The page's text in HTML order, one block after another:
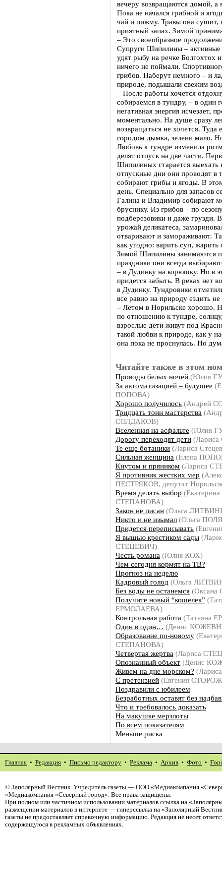
вечеру возвращаются домой, а
Пока не начался грибной и
чай и пижму. Травы она сушит,
приятный запах. Зимой
– Это своеобразное
Супруги Шипилины –
удят рыбу на речке Болгохтох
ничего не поймали.
грибов. Наберут немного – и
природе, подышали свежим
– После работы хочется
собираемся в тундру, – в один
негативная энергия исчезает,
моментально. На душе сразу
возвращаться не хочется. Туда
городом дымка, зелени мало.
Любовь к тундре изменила
делят отпуск на две части.
Шипилиных старается
отпускные дни они проводят в
собирают грибы и ягоды. В
день. Специально для запасов
Галина и Владимир собирают
бруснику. Из грибов – по
подберезовики и даже
урожай деликатеса,
отваривают и замораживают.
как угодно: варить суп,
Зимой Шипилины занимаются
праздники они всегда
– в Дудинку на корюшку. Но в
придется забыть. В реках нет
в Дудинку. Тундровики
все равно на природу ездить
– Летом в Норильске хорошо.
по отношению к тундре,
взрослые дети живут под
такой любви к природе, как у
она пока не проснулась. Но
Читайте также в этом
Проводы белых ночей (Юлия
За автоматизацией – будущее
ПОПОВА)
Хорошо получилось (Андрей
Тридцать тонн мастерства
СОЛДАКОВ)
Вселенная на асфальте (Юлия
Дорогу переходят дети
Те еще ботаники (Лариса
Сильная женщина (Елена
Кнутом и пряником (Лариса
Я противник жестких мер
ПЕСТРЯКОВ, депутат
Время делать выбор (Екатерина
СТЕПАНОВА)
Закон не писан (Ольга
Никто и не изымал (Ольга
Придется переписывать
Я вышью крестиком сады
СТЕЦЕВИЧ)
Честь романа (Юлия КОХ)
Чем сегодня кормят на ТВ?
Прогноз на неделю
Кадровый голод (Ольга
Без воды не останемся
Получите новый “кошелек”
ЕРМОЛАЕВА)
Контрольная работа (Татьяна
Один в один… (Денис
Образование по-новому
СТЕПАНОВА)
Четвертая жертва (Лариса
Опознанный объект (Денис
Живем на дне морском?
С претензией (Евгения
Поздравили с юбилеем
Безработных оставят без
Что и требовалось доказать
На макушке мерзлоты
По всем показателям
Меньше риска
Главная • Редакция • Письмо редактору • Реклама • Архив • Фото •
© Заполярный Вестник. Учредитель газеты — ООО «Медиакомпания
«Медиакомпания «Северный город». Все права защищены.
При полном или частичном использовании материалов ссылка на
размещении материалов в интернете — гиперссылка на «Заполярный
газеты не предоставляет справочную информацию. Редакция не несет
содержащуюся в рекламных объявлениях.